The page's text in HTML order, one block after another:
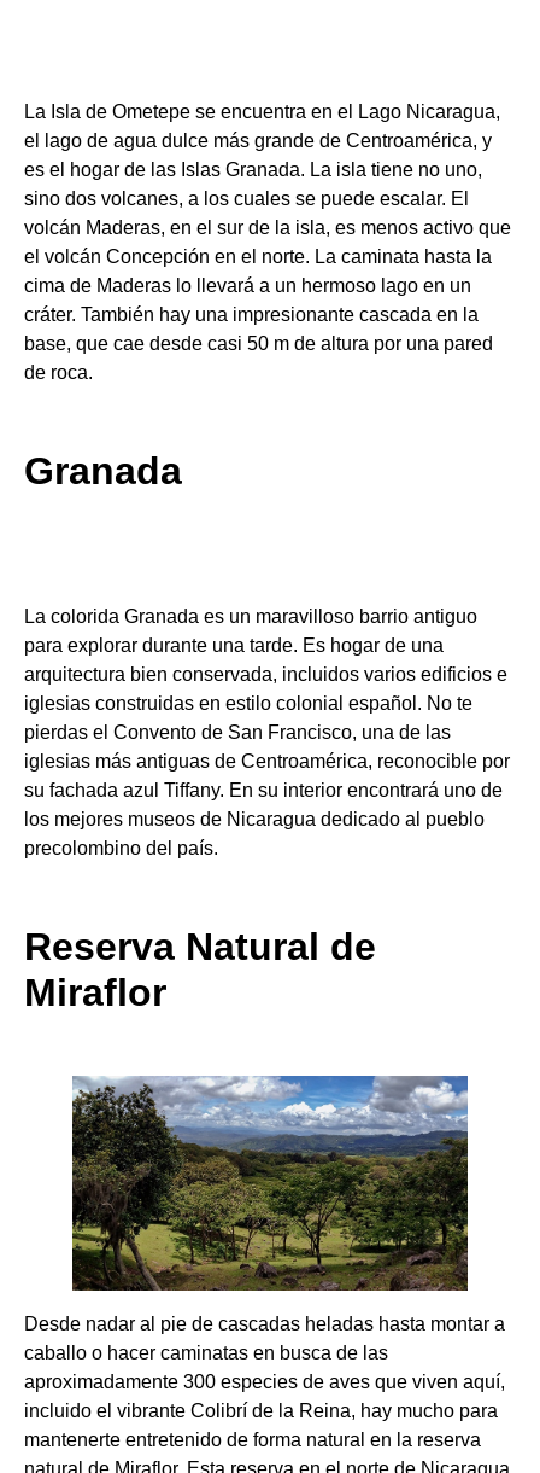
La Isla de Ometepe se encuentra en el Lago Nicaragua,
el lago de agua dulce más grande de Centroamérica, y
es el hogar de las Islas Granada. La isla tiene no uno,
sino dos volcanes, a los cuales se puede escalar. El
volcán Maderas, en el sur de la isla, es menos activo que
el volcán Concepción en el norte. La caminata hasta la
cima de Maderas lo llevará a un hermoso lago en un
cráter. También hay una impresionante cascada en la
base, que cae desde casi 50 m de altura por una pared
de roca.
Granada
La colorida Granada es un maravilloso barrio antiguo
para explorar durante una tarde. Es hogar de una
arquitectura bien conservada, incluidos varios edificios e
iglesias construidas en estilo colonial español. No te
pierdas el Convento de San Francisco, una de las
iglesias más antiguas de Centroamérica, reconocible por
su fachada azul Tiffany. En su interior encontrará uno de
los mejores museos de Nicaragua dedicado al pueblo
precolombino del país.
Reserva Natural de
Miraflor
Desde nadar al pie de cascadas heladas hasta montar a
caballo o hacer caminatas en busca de las
aproximadamente 300 especies de aves que viven aquí,
incluido el vibrante Colibrí de la Reina, hay mucho para
mantenerte entretenido de forma natural en la reserva
natural de Miraflor. Esta reserva en el norte de Nicaragua